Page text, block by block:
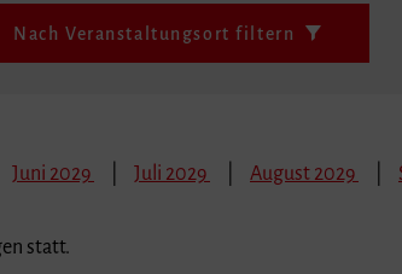
Nach Veranstaltungsort filtern
Juni 2029 Juli 2029 August 2029
statt.